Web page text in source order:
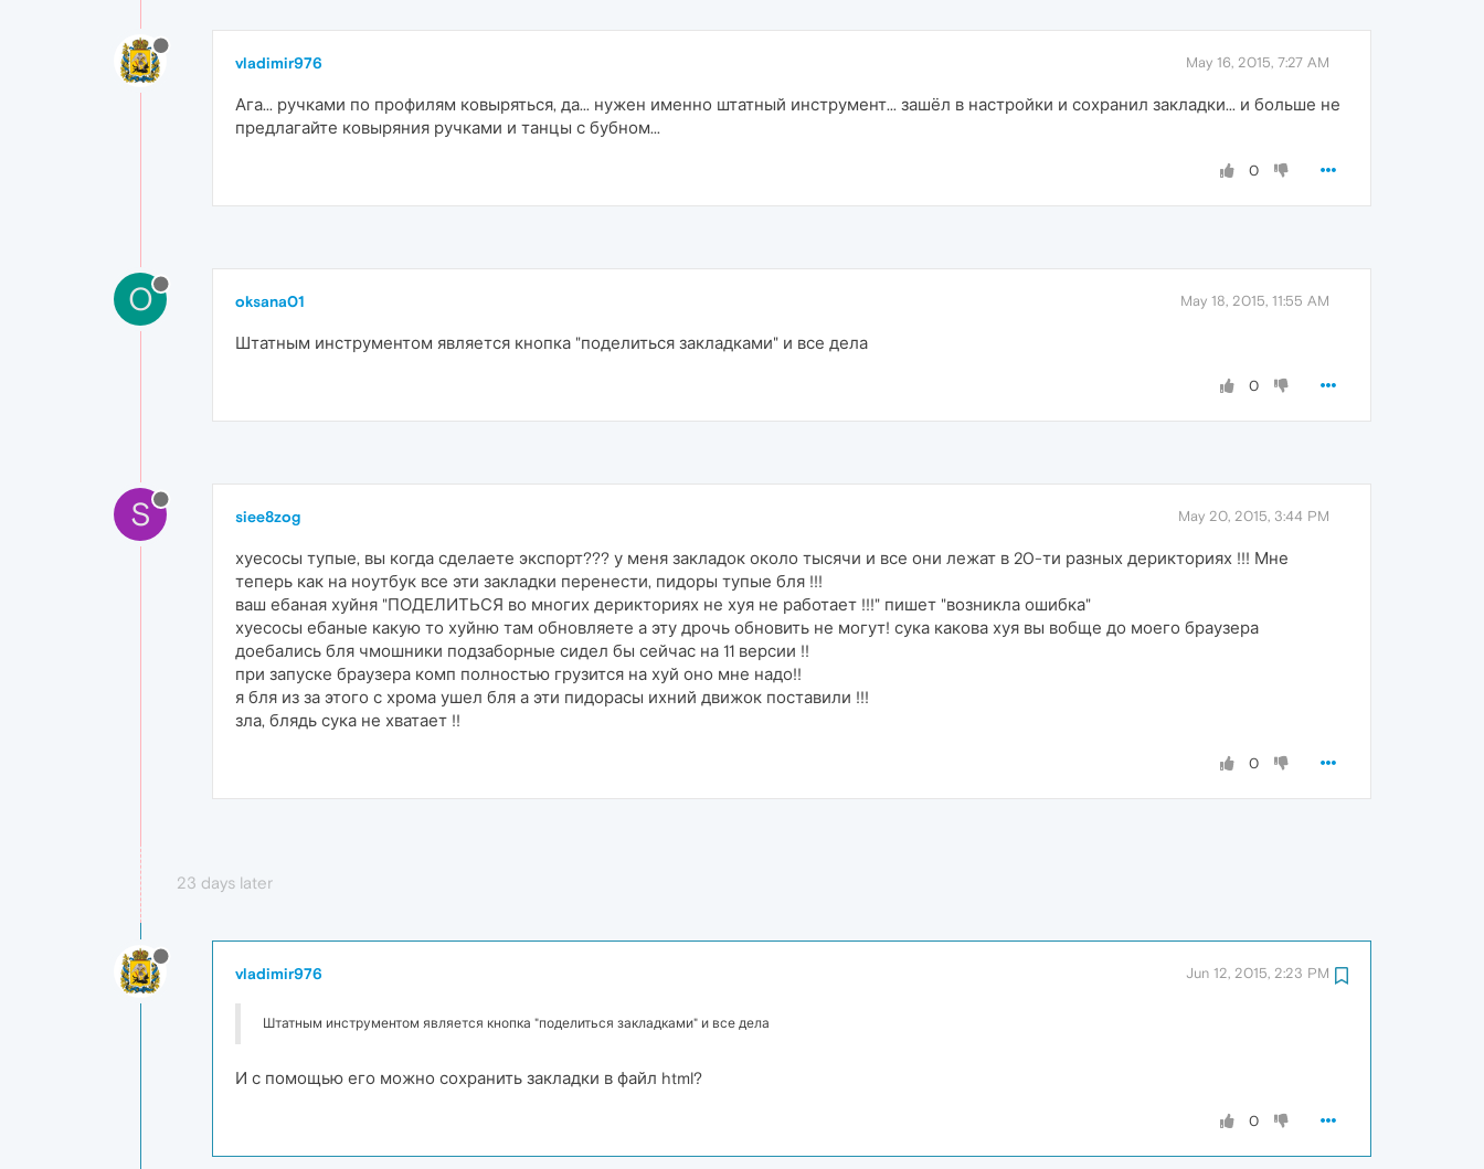
vladimir976 May 16, 2015, 7:27 AM
Ага... ручками по профилям ковыряться, да... нужен именно штатный инструмент... зашёл в настройки и сохранил закладки... и больше не
предлагайте ковыряния ручками и танцы с бубном...
0
O oksana01 May 18, 2015, 11:55 AM
Штатным инструментом является кнопка "поделиться закладками" и все дела
0
S siee8zog May 20, 2015, 3:44 PM
хуесосы тупые, вы когда сделаете экспорт??? у меня закладок около тысячи и все они лежат в 20-ти разных дерикториях !!! Мне
теперь как на ноутбук все эти закладки перенести, пидоры тупые бля !!!
ваш ебаная хуйня "ПОДЕЛИТЬСЯ во многих дерикториях не хуя не работает !!!" пишет "возникла ошибка"
хуесосы ебаные какую то хуйню там обновляете а эту дрочь обновить не могут! сука какова хуя вы вобще до моего браузера
доебались бля чмошники подзаборные сидел бы сейчас на 11 версии !!
при запуске браузера комп полностью грузится на хуй оно мне надо!!
я бля из за этого с хрома ушел бля а эти пидорасы ихний движок поставили !!!
зла, блядь сука не хватает !!
0
23 days later
vladimir976 Jun 12, 2015, 2:23 PM
Штатным инструментом является кнопка "поделиться закладками" и все дела
И с помощью его можно сохранить закладки в файл html?
0